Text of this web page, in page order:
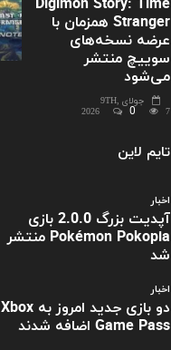
Digimon Story: Time
Stranger همزمان با
عرضه نسخه‌های
سوییچ منتشر
می‌شود
جولای 9TH,
2026
0 7
تایم لاین
اخبار
آپدیت بزرگ 2.0.0 بازی
Pokémon Pokopia منتشر
شد
اخبار
دو بازی جدید امروز به Xbox
Game Pass اضافه شدند